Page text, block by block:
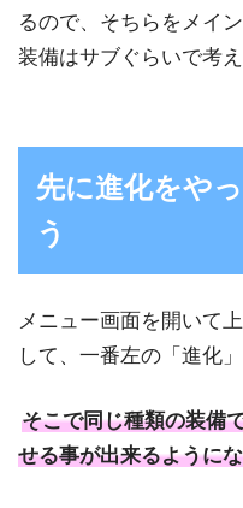
るので、そちらをメイ
装備はサブぐらいで考
先に進化をや
う
メニュー画面を開いて
して、一番左の「進化
そこで同じ種類の装備
せる事が出来るように